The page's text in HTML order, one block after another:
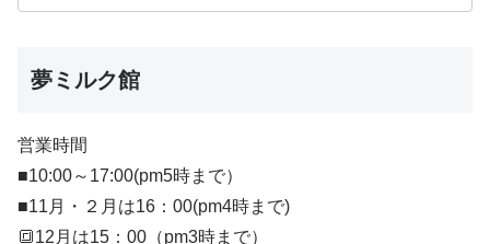
夢ミルク館
営業時間
■10:00～17:00(pm5時まで）
■11月・２月は16：00(pm4時まで)
🔳12月は15：00（pm3時まで）